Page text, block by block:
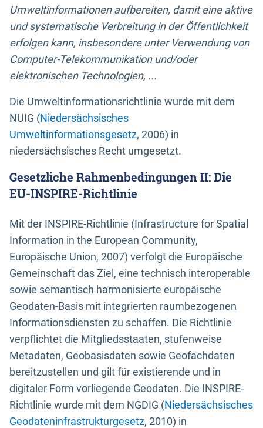
Umweltinformationen aufbereiten, damit eine aktive
und systematische Verbreitung in der Öffentlichkeit
erfolgen kann, insbesondere unter Verwendung von
Computer-Telekommunikation und/oder
elektronischen Technologien, ...
Die Umweltinformationsrichtlinie wurde mit dem
NUIG (Niedersächsisches
Umweltinformationsgesetz, 2006) in
niedersächsisches Recht umgesetzt.
Gesetzliche Rahmenbedingungen II: Die
EU-INSPIRE-Richtlinie
Mit der INSPIRE-Richtlinie (Infrastructure for Spatial
Information in the European Community,
Europäische Union, 2007) verfolgt die Europäische
Gemeinschaft das Ziel, eine technisch interoperable
sowie semantisch harmonisierte europäische
Geodaten-Basis mit integrierten raumbezogenen
Informationsdiensten zu schaffen. Die Richtlinie
verpflichtet die Mitgliedsstaaten, stufenweise
Metadaten, Geobasisdaten sowie Geofachdaten
bereitzustellen und gilt für existierende und in
digitaler Form vorliegende Geodaten. Die INSPIRE-
Richtlinie wurde mit dem NGDIG (Niedersächsisches
Geodateninfrastrukturgesetz, 2010) in